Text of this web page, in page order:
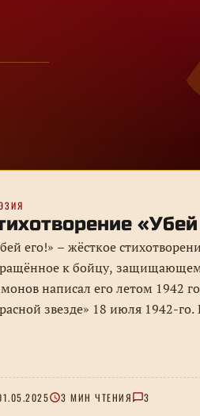
его!» – жёсткое
к бойцу,
написал его летом 1942
звезде» 18 июля 1942-
3 МИН ЧТЕНИЯ 3